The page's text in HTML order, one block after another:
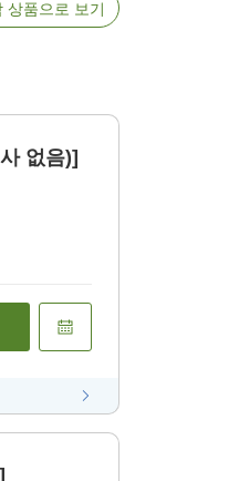
상품으로 보기
없음)]